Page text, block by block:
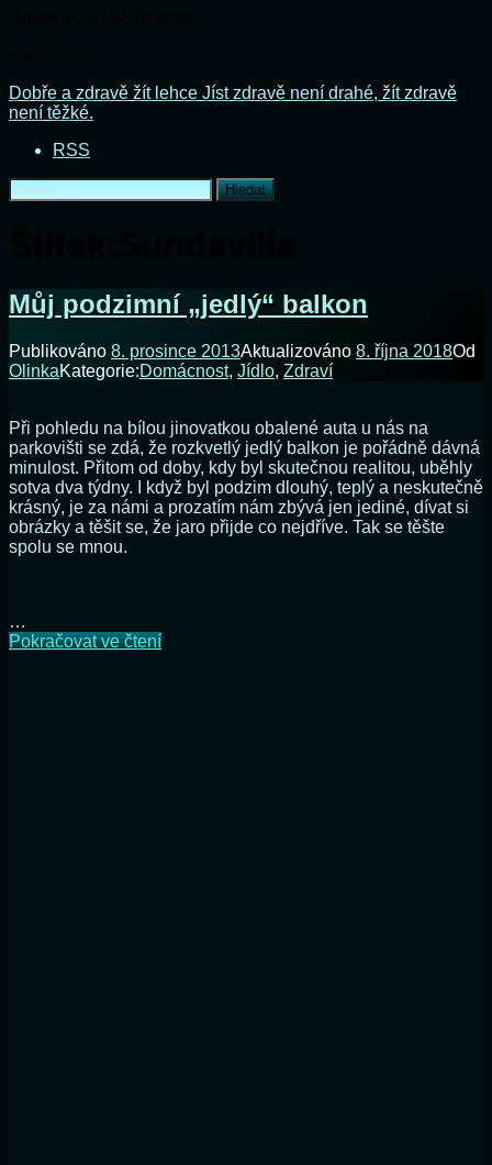
Přejít
k
webu
Dobře a zdravě žít lehce Jíst zdravě není drahé, žít zdravě
není těžké.
RSS
Vyhledávání
Můj podzimní „jedlý“ balkon
Publikováno 8. prosince 2013Aktualizováno 8. října 2018Od
OlinkaKategorie:Domácnost, Jídlo, Zdraví
Při pohledu na bílou jinovatkou obalené auta u nás na
parkovišti se zdá, že rozkvetlý jedlý balkon je pořádně dávná
minulost. Přitom od doby, kdy byl skutečnou realitou, uběhly
sotva dva týdny. I když byl podzim dlouhý, teplý a neskutečně
krásný, je za námi a prozatím nám zbývá jen jediné, dívat si
obrázky a těšit se, že jaro přijde co nejdříve. Tak se těšte
spolu se mnou.
…
Pokračovat ve čteníMůj